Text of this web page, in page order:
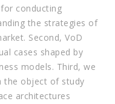
conducting
the strategies of
Second, VoD
cases shaped by
models. Third, we
the object of study
architectures